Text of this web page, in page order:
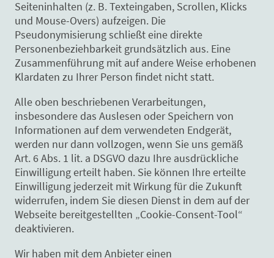
Seiteninhalten (z. B. Texteingaben, Scrollen, Klicks
und Mouse-Overs) aufzeigen. Die
Pseudonymisierung schließt eine direkte
Personenbeziehbarkeit grundsätzlich aus. Eine
Zusammenführung mit auf andere Weise erhobenen
Klardaten zu Ihrer Person findet nicht statt.
Alle oben beschriebenen Verarbeitungen,
insbesondere das Auslesen oder Speichern von
Informationen auf dem verwendeten Endgerät,
werden nur dann vollzogen, wenn Sie uns gemäß
Art. 6 Abs. 1 lit. a DSGVO dazu Ihre ausdrückliche
Einwilligung erteilt haben. Sie können Ihre erteilte
Einwilligung jederzeit mit Wirkung für die Zukunft
widerrufen, indem Sie diesen Dienst in dem auf der
Webseite bereitgestellten „Cookie-Consent-Tool“
deaktivieren.
Wir haben mit dem Anbieter einen